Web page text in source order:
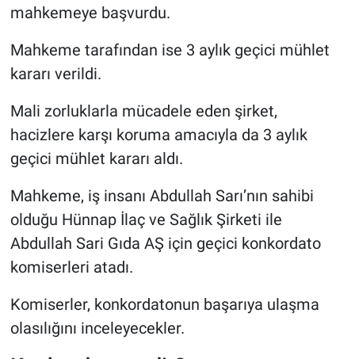
mahkemeye başvurdu.
Mahkeme tarafından ise 3 aylık geçici mühlet
kararı verildi.
Mali zorluklarla mücadele eden şirket,
hacizlere karşı koruma amacıyla da 3 aylık
geçici mühlet kararı aldı.
Mahkeme, iş insanı Abdullah Sarı’nın sahibi
olduğu Hünnap İlaç ve Sağlık Şirketi ile
Abdullah Sari Gıda AŞ için geçici konkordato
komiserleri atadı.
Komiserler, konkordatonun başarıya ulaşma
olasılığını inceleyecekler.